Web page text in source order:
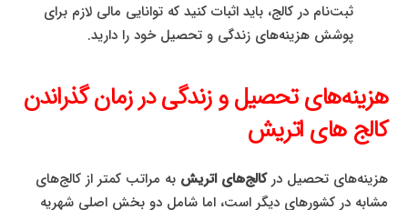
ثبت‌نام در کالج، باید اثبات کنید که توانایی مالی لازم برای
پوشش هزینه‌های زندگی و تحصیل خود را دارید.
هزینه‌های تحصیل و زندگی در زمان گذراندن
کالج‌ های اتریش
هزینه‌های تحصیل درکالج‌های اتریش به مراتب کمتر از کالج‌های
مشابه در کشورهای دیگر است، اما شامل دو بخش اصلی شهریه